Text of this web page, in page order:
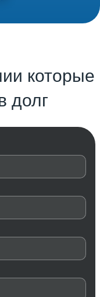
которые
долг